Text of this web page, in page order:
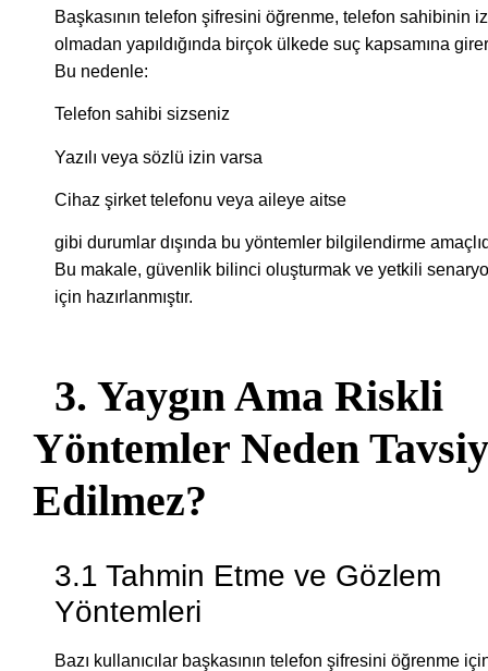
Başkasının telefon şifresini öğrenme, telefon sahibinin
olmadan yapıldığında birçok ülkede suç kapsamına
Bu nedenle:
Telefon sahibi sizseniz
Yazılı veya sözlü izin varsa
Cihaz şirket telefonu veya aileye aitse
gibi durumlar dışında bu yöntemler bilgilendirme
Bu makale, güvenlik bilinci oluşturmak ve yetkili
için hazırlanmıştır.
3. Yaygın Ama Riskli
Yöntemler Neden
Edilmez?
3.1 Tahmin Etme ve Gözlem
Yöntemleri
Bazı kullanıcılar başkasının telefon şifresini öğrenme